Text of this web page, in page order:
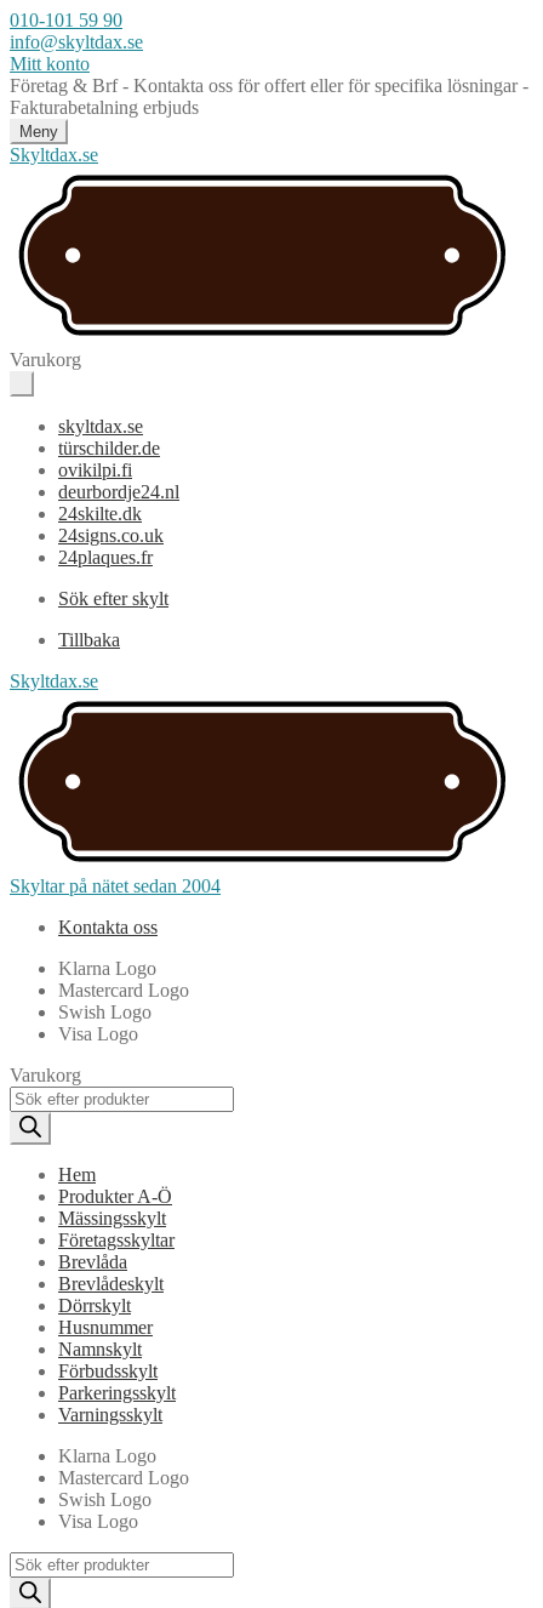
010-101 59 90
info@skyltdax.se
Mitt konto
Företag & Brf - Kontakta oss för offert eller för specifika lösningar -
Fakturabetalning erbjuds
Meny
Skyltdax.se
Varukorg
skyltdax.se
türschilder.de
ovikilpi.fi
deurbordje24.nl
24skilte.dk
24signs.co.uk
24plaques.fr
Sök efter skylt
Tillbaka
Skyltdax.se
Skyltar på nätet sedan 2004
Kontakta oss
Klarna Logo
Mastercard Logo
Swish Logo
Visa Logo
Varukorg
Products
search
Hem
Produkter A-Ö
Mässingsskylt
Företagsskyltar
Brevlåda
Brevlådeskylt
Dörrskylt
Husnummer
Namnskylt
Förbudsskylt
Parkeringsskylt
Varningsskylt
Klarna Logo
Mastercard Logo
Swish Logo
Visa Logo
Products
search